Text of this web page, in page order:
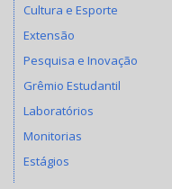
Cultura e Esporte
Extensão
Pesquisa e Inovação
Grêmio Estudantil
Laboratórios
Monitorias
Estágios